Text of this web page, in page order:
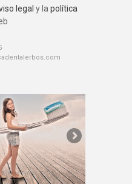
legal y la política